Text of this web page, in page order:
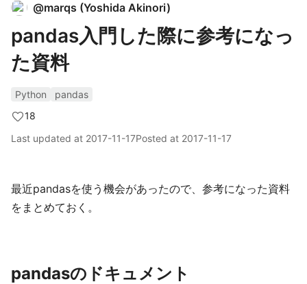
@marqs (Yoshida Akinori)
pandas入門した際に参考になっ
た資料
Python
pandas
18
Last updated at 2017-11-17Posted at 2017-11-17
最近pandasを使う機会があったので、参考になった資料
をまとめておく。
pandasのドキュメント